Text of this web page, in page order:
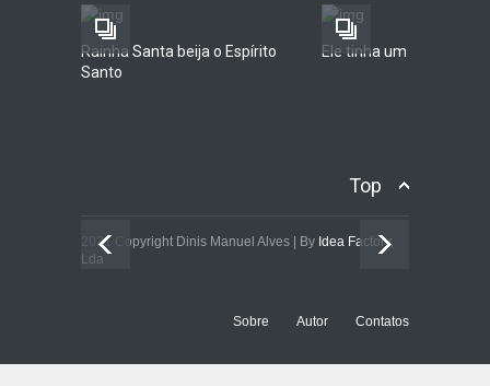
Rainha Santa beija o Espírito
Santo
Ele tinha um sonho...
Top
2021 Copyright Dinis Manuel Alves | By Idea Factory,
Lda
Sobre Autor Contatos